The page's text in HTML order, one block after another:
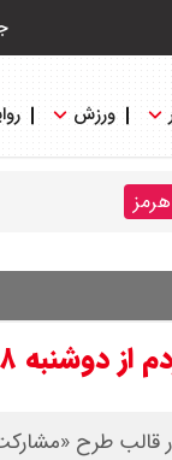
ورزش
۲۸ اردیبهشت
قالب طرح